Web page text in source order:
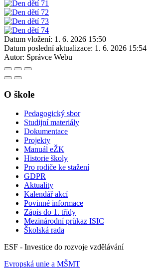
Datum vložení: 1. 6. 2026 15:50
Datum poslední aktualizace: 1. 6. 2026 15:54
Autor: Správce Webu
O škole
Pedagogický sbor
Studijní materiály
Dokumentace
Projekty
Manuál eŽK
Historie školy
Pro rodiče ke stažení
GDPR
Aktuality
Kalendář akcí
Povinné informace
Zápis do 1. třídy
Mezinárodní průkaz ISIC
Školská rada
ESF - Investice do rozvoje vzdělávání
Evropská unie a MŠMT